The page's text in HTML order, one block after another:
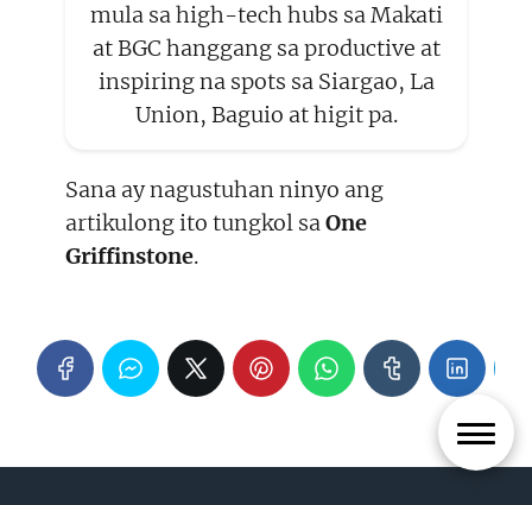
mula sa high-tech hubs sa Makati
at BGC hanggang sa productive at
inspiring na spots sa Siargao, La
Union, Baguio at higit pa.
Sana ay nagustuhan ninyo ang
artikulong ito tungkol saOne
Griffinstone.